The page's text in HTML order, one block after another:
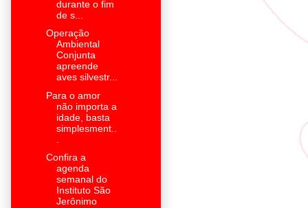
durante o fim
de s...
Operação
Ambiental
Conjunta
apreende
aves silvestr...
Para o amor
não importa a
idade, basta
simplesment..
Confira a
agenda
semanal do
Instituto São
Jerônimo